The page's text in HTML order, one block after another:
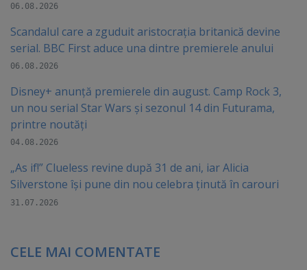
06.08.2026
Scandalul care a zguduit aristocrația britanică devine
serial. BBC First aduce una dintre premierele anului
06.08.2026
Disney+ anunță premierele din august. Camp Rock 3,
un nou serial Star Wars și sezonul 14 din Futurama,
printre noutăți
04.08.2026
„As if!” Clueless revine după 31 de ani, iar Alicia
Silverstone își pune din nou celebra ținută în carouri
31.07.2026
CELE MAI COMENTATE